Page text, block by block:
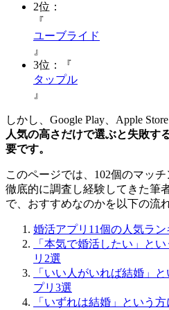
2位：
『
ユーブライド
』
3位：『
タップル
』
しかし、Google Play、Apple
人気の高さだけで選ぶと失敗す
要です。
このページでは、102個のマッ
徹底的に調査し経験してきた筆
で、おすすめなのかを以下の流
婚活アプリ11個の人気ラン
「本気で婚活したい」と
リ2選
「いい人がいれば結婚」
プリ3選
「いずれは結婚」という